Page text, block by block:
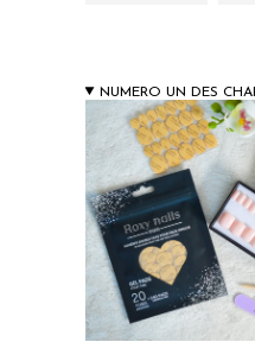
NUMERO UN DES